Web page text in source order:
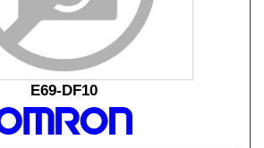
E69-DF10